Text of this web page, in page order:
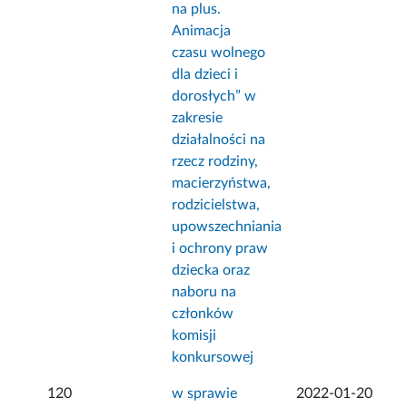
na plus.
Animacja
czasu wolnego
dla dzieci i
dorosłych” w
zakresie
działalności na
rzecz rodziny,
macierzyństwa,
rodzicielstwa,
upowszechniania
i ochrony praw
dziecka oraz
naboru na
członków
komisji
konkursowej
120
w sprawie
2022-01-20